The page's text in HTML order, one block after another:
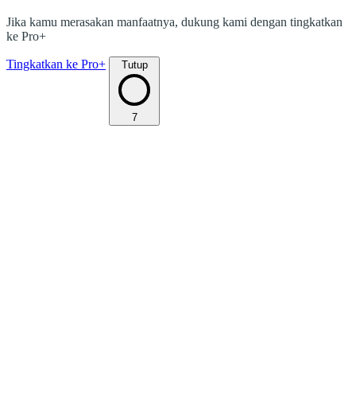
Jika kamu merasakan manfaatnya, dukung kami dengan tingkatkan
ke Pro+
Tingkatkan ke Pro+ Tutup
7